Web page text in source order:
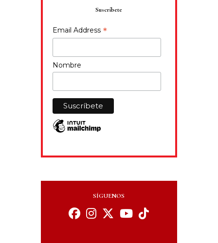
Suscríbete
Email Address *
Nombre
SÍGUENOS